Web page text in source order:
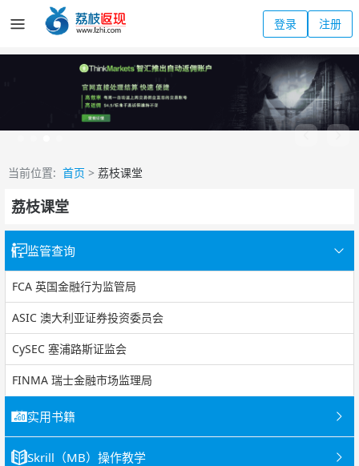
登录 注册
当前位置: 首页 > 荔枝课堂
荔枝课堂
监管查询
FCA 英国金融行为监管局
ASIC 澳大利亚证券投资委员会
CySEC 塞浦路斯证监会
FINMA 瑞士金融市场监理局
实用书籍
Skrill（MB）操作教学